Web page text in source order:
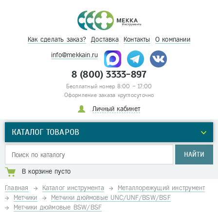
Как сделать заказ? Доставка Контакты О компании
info@mekkain.ru
8 (800) 3333-897
Бесплатный номер 8:00 – 17:00
Оформление заказа круглосуточно
Личный кабинет
КАТАЛОГ ТОВАРОВ
НАЙТИ
В корзине пусто
Главная Каталог инструмента
Металлорежущий инструмент
Метчики
Метчики дюймовые UNC/UNF/BSW/BSF
Метчики дюймовые BSW/BSF